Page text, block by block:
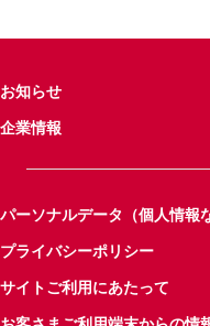
お知らせ
企業情報
パーソナルデータ（個人情報
プライバシーポリシー
サイトご利用にあたって